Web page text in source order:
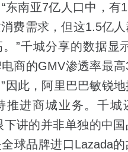
东南亚7亿人口中，有
费需求，但这1.5亿
”千城分享的数据显
商的GMV渗透率最
因此，阿里巴巴敏锐
推进商城业务。千城
下讲的并非单独的中
球品牌进口Lazada